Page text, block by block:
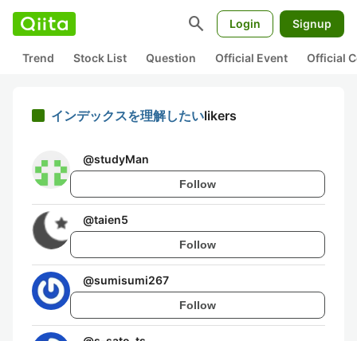
search Login Signup
Trend Stock List Question Official Event Official
インデックスを理解したいlikers
@studyMan
Follow
@taien5
Follow
@sumisumi267
Follow